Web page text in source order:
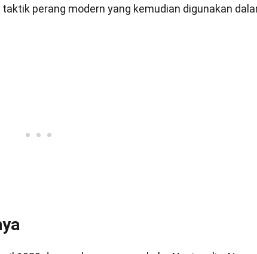
perang modern yang kemudian digunakan